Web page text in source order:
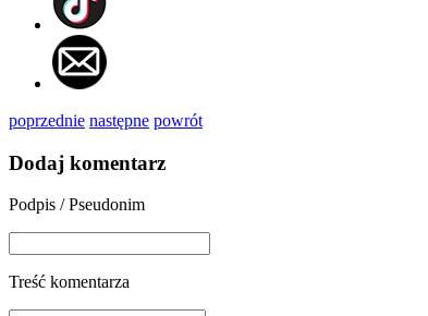
poprzednie następne powrót
Dodaj komentarz
Podpis / Pseudonim
Treść komentarza